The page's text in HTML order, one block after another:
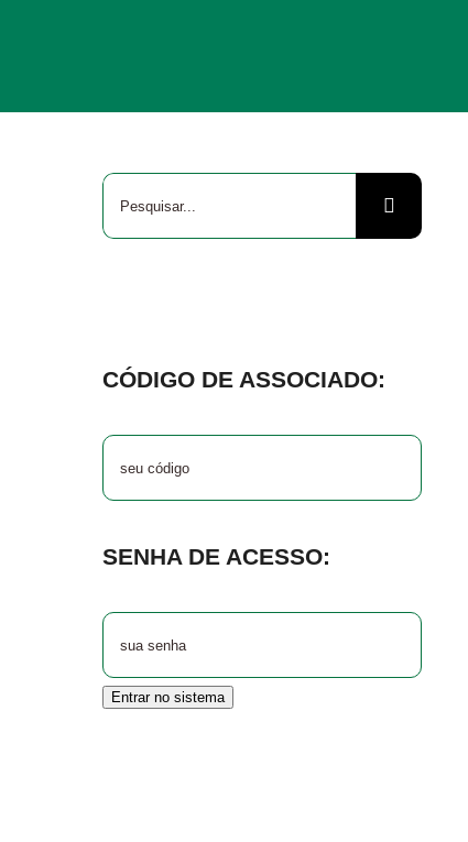
Buscar
resultados
CÓDIGO DE ASSOCIADO:
SENHA DE ACESSO:
Entrar no sistema